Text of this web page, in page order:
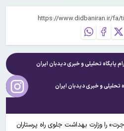
پایگاه تحلیلی و خبریدیدبان ایران
تحلیلی و خبریدیدبان ایران
را وزارت بهداشت جلوی راه پرستاران